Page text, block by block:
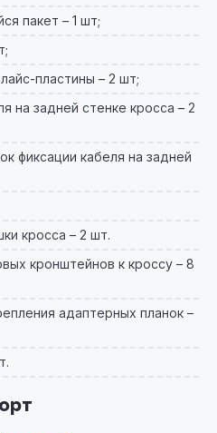
пакет – 1 шт;
пластины – 2 шт;
на задней стенке кросса – 2
фиксации кабеля на задней
кросса – 2 шт.
кронштейнов к кроссу – 8
адаптерных планок –